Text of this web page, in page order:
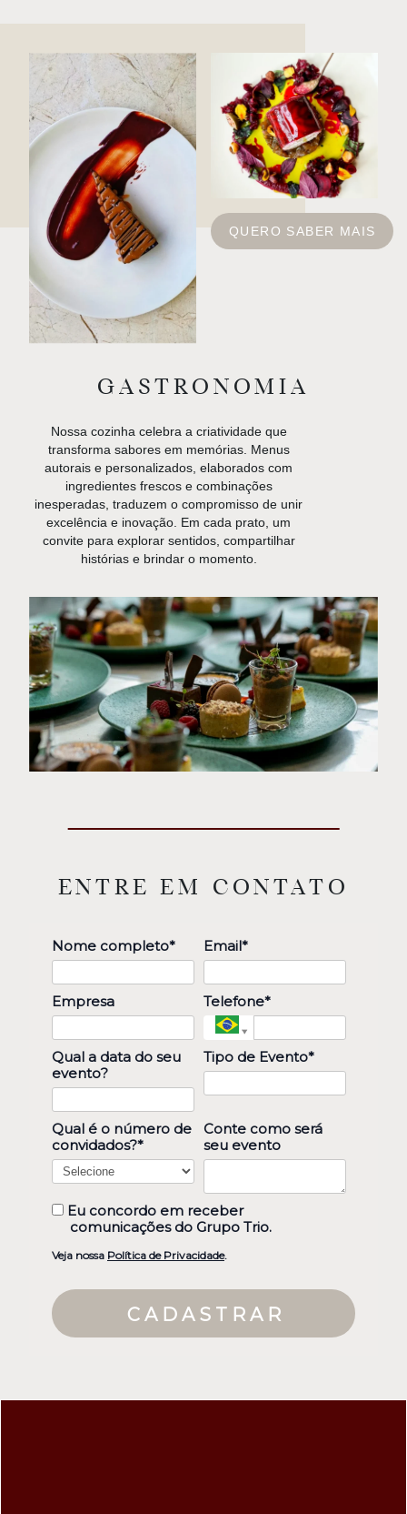
QUERO SABER MAIS
GASTRONOMIA
Nossa cozinha celebra a criatividade que
transforma sabores em memórias. Menus
autorais e personalizados, elaborados com
ingredientes frescos e combinações
inesperadas, traduzem o compromisso de unir
excelência e inovação. Em cada prato, um
convite para explorar sentidos, compartilhar
histórias e brindar o momento.
ENTRE EM CONTATO
Nome completo* Email*
Empresa Telefone*
Qual a data do seu
evento?
Tipo de Evento*
Qual é o número de
convidados?*
Conte como será
seu evento
Eu concordo em receber
comunicações do Grupo Trio.
Veja nossa Política de Privacidade.
C A D A S T R A R